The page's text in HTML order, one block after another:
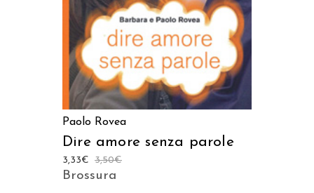
Paolo Rovea
Dire amore senza parole
3,50€
3,33€
Brossura